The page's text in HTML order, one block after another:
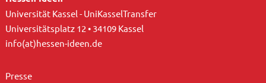
Universität Kassel - UniKasselTransfer
Universitätsplatz 12 • 34109 Kassel
info(at)hessen-ideen.de
Presse